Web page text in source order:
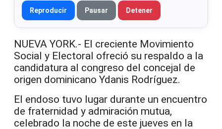
Reproducir Pausar Detener
NUEVA YORK.- El creciente Movimiento
Social y Electoral ofreció su respaldo a la
candidatura al congreso del concejal de
origen dominicano Ydanis Rodríguez.
El endoso tuvo lugar durante un encuentro
de fraternidad y admiración mutua,
celebrado la noche de este jueves en la